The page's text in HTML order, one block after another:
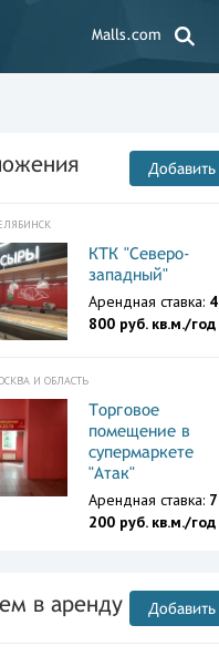
Malls.com
Добавить
КТК "Северо-
западный"
Арендная ставка: 4
800 руб. кв.м./год
И ОБЛАСТЬ
Торговое
помещение в
супермаркете
"Атак"
Арендная ставка: 7
200 руб. кв.м./год
в аренду Добавить